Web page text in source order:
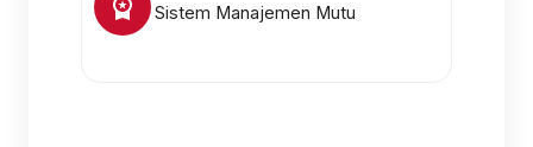
Sistem Manajemen Mutu